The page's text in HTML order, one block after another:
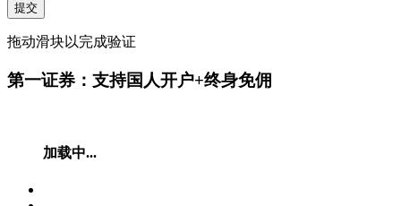
提交
拖动滑块以完成验证
第一证券：支持国人开户+终身免佣
加载中...